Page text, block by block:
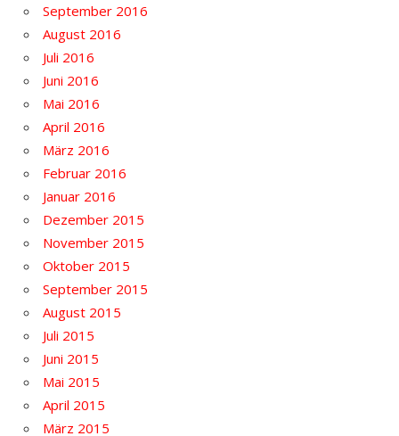
September 2016
August 2016
Juli 2016
Juni 2016
Mai 2016
April 2016
März 2016
Februar 2016
Januar 2016
Dezember 2015
November 2015
Oktober 2015
September 2015
August 2015
Juli 2015
Juni 2015
Mai 2015
April 2015
März 2015